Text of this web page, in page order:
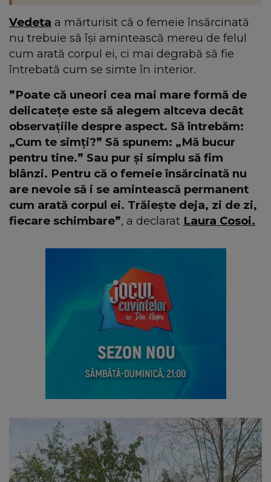
Vedeta a mărturisit că o femeie însărcinată
nu trebuie să își amintească mereu de felul
cum arată corpul ei, ci mai degrabă să fie
întrebată cum se simte în interior.
”Poate că uneori cea mai mare formă de
delicatețe este să alegem altceva decât
observațiile despre aspect. Să întrebăm:
„Cum te simți?” Să spunem: „Mă bucur
pentru tine.” Sau pur și simplu să fim
blânzi. Pentru că o femeie însărcinată nu
are nevoie să i se amintească permanent
cum arată corpul ei. Trăiește deja, zi de zi,
fiecare schimbare”, a declarat Laura Cosoi.